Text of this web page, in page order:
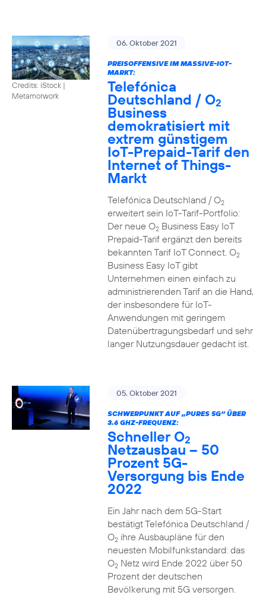
Credits: iStock |
Metamorwork
06. Oktober 2021
PREISOFFENSIVE IM MASSIVE-IOT-
MARKT:
Telefónica
Deutschland / O2
Business
demokratisiert mit
extrem günstigem
IoT-Prepaid-Tarif den
Internet of Things-
Markt
Telefónica Deutschland / O2
erweitert sein IoT-Tarif-Portfolio:
Der neue O2Business Easy IoT
Prepaid-Tarif ergänzt den bereits
bekannten Tarif IoT Connect. O2
Business Easy IoT gibt
Unternehmen einen einfach zu
administrierenden Tarif an die Hand,
der insbesondere für IoT-
Anwendungen mit geringem
Datenübertragungsbedarf und sehr
langer Nutzungsdauer gedacht ist.
05. Oktober 2021
SCHWERPUNKT AUF „PURES 5G“ ÜBER
3.6 GHZ-FREQUENZ:
Schneller O2
Netzausbau – 50
Prozent 5G-
Versorgung bis Ende
2022
Ein Jahr nach dem 5G-Start
bestätigt Telefónica Deutschland /
O2ihre Ausbaupläne für den
neuesten Mobilfunkstandard: das
O2Netz wird Ende 2022 über 50
Prozent der deutschen
Bevölkerung mit 5G versorgen.